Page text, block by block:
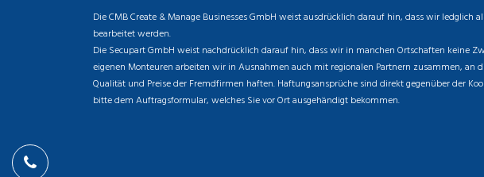
Die CMB Create & Manage Businesses GmbH weist ausdrücklich darauf hin, dass wir
bearbeitet werden.
Die Secupart GmbH weist nachdrücklich darauf hin, dass wir in manchen Ortschaften keine
eigenen Monteuren arbeiten wir in Ausnahmen auch mit regionalen Partnern zusammen,
Qualität und Preise der Fremdfirmen haften. Haftungsansprüche sind direkt gegenüber der
bitte dem Auftragsformular, welches Sie vor Ort ausgehändigt bekommen.